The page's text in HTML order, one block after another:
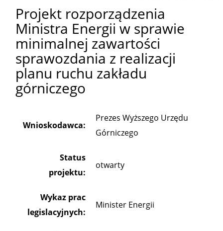
Projekt rozporządzenia
Ministra Energii w sprawie
minimalnej zawartości
sprawozdania z realizacji
planu ruchu zakładu
górniczego
Wnioskodawca:
Prezes Wyższego Urzędu
Górniczego
Status
projektu:
otwarty
Wykaz prac
legislacyjnych:
Minister Energii